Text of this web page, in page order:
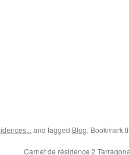
and tagged Blog. Bookmark
Carnet de résidence 2